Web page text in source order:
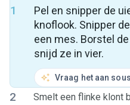
1
Pel en snipper de
knoflook. Snipper
een mes. Borstel
snijd ze in vier.
Vraag het aan
2
Smelt een flinke klont